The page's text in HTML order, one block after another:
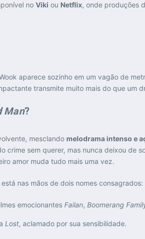
no Viki ou Netflix, onde produções
aparece sozinho em um vagão de
transmite muito mais do que um
Man?
mesclando melodrama intenso e
crime sem querer, mas nunca deixou de
amor muda tudo mais uma vez.
nas mãos de dois nomes consagrados:
emocionantes Failan, Boomerang
Lost, aclamado por sua sensibilidade.